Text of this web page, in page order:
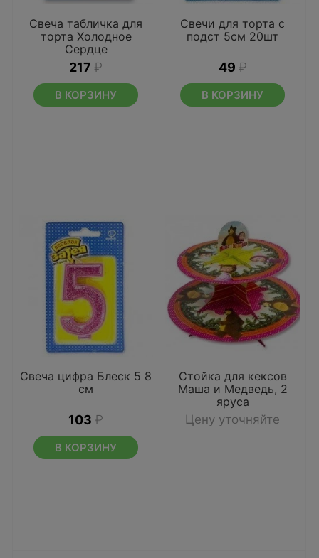
Свеча табличка для
торта Холодное
Сердце
217 ₽
В КОРЗИНУ
Свечи для торта с
подст 5см 20шт
49 ₽
В КОРЗИНУ
Свеча цифра Блеск 5 8
см
103 ₽
В КОРЗИНУ
Стойка для кексов
Маша и Медведь, 2
яруса
Цену уточняйте